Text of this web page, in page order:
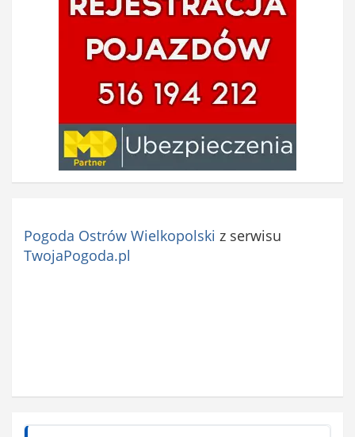
Pogoda Ostrów Wielkopolski z serwisu
TwojaPogoda.pl